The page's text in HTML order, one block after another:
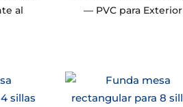
al
— PVC para Exterior